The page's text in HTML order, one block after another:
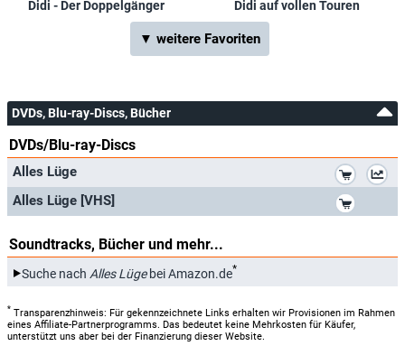
Didi - Der Doppelgänger Didi auf vollen Touren
▼ weitere Favoriten
DVDs, Blu-ray-Discs, Bücher
DVDs/Blu-ray-Discs
Alles Lüge
Alles Lüge [VHS]
Soundtracks, Bücher und mehr...
Suche nach Alles Lügebei Amazon.de*
* Transparenzhinweis: Für gekennzeichnete Links erhalten wir Provisionen im Rahmen
eines Affiliate-Partnerprogramms. Das bedeutet keine Mehrkosten für Käufer,
unterstützt uns aber bei der Finanzierung dieser Website.